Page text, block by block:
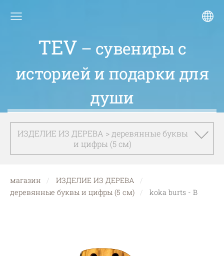
TEV – сувениры с
историей и подарки для
души
ИЗДЕЛИЕ ИЗ ДЕРЕВА > деревянные буквы
и цифры (5 см)
магазин
ИЗДЕЛИЕ ИЗ ДЕРЕВА
деревянные буквы и цифры (5 см)
koka burts - B